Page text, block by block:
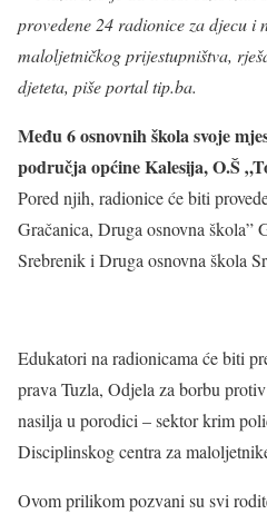
provedene 24 radionice za djecu
maloljetničkog prijestupništva,
djeteta, piše portal tip.ba.
Među 6 osnovnih škola svoje
područja općine Kalesija, O.Š
Pored njih, radionice će biti
Gračanica, Druga osnovna škola”
Srebrenik i Druga osnovna škola
Edukatori na radionicama će biti
prava Tuzla, Odjela za borbu
nasilja u porodici – sektor krim
Disciplinskog centra za
Ovom prilikom pozvani su svi